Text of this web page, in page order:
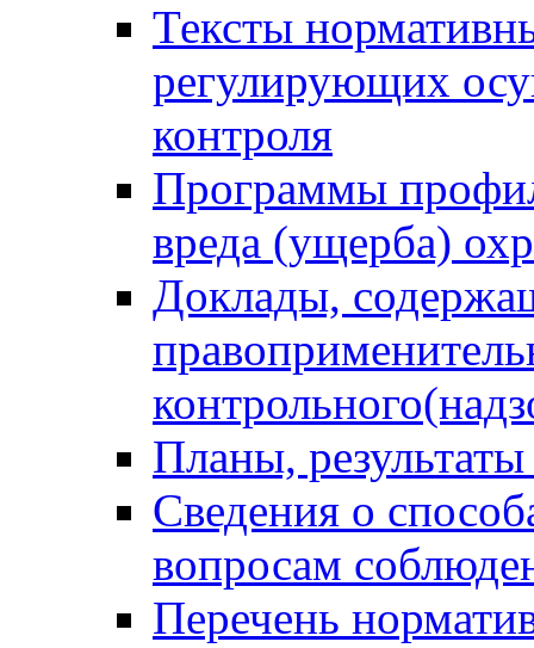
Тексты
регулирующих
контроля
Программы
вреда (ущерба)
Доклады,
Планы,
Сведения о
вопросам
Перечень